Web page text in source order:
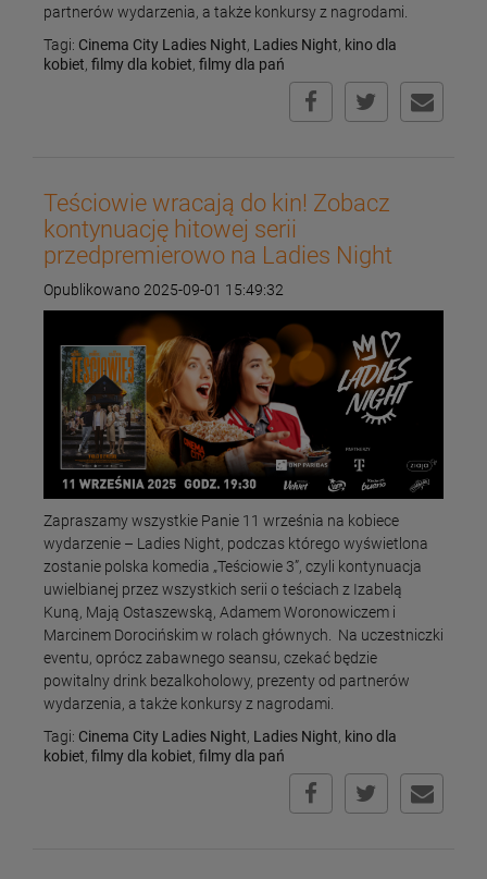
partnerów wydarzenia, a także konkursy z nagrodami.
Tagi: Cinema City Ladies Night, Ladies Night, kino dla
kobiet, filmy dla kobiet, filmy dla pań
Teściowie wracają do kin! Zobacz
kontynuację hitowej serii
przedpremierowo na Ladies Night
Opublikowano 2025-09-01 15:49:32
Zapraszamy wszystkie Panie 11 września na kobiece
wydarzenie – Ladies Night, podczas którego wyświetlona
zostanie polska komedia „Teściowie 3”, czyli kontynuacja
uwielbianej przez wszystkich serii o teściach z Izabelą
Kuną, Mają Ostaszewską, Adamem Woronowiczem i
Marcinem Dorocińskim w rolach głównych. Na uczestniczki
eventu, oprócz zabawnego seansu, czekać będzie
powitalny drink bezalkoholowy, prezenty od partnerów
wydarzenia, a także konkursy z nagrodami.
Tagi: Cinema City Ladies Night, Ladies Night, kino dla
kobiet, filmy dla kobiet, filmy dla pań